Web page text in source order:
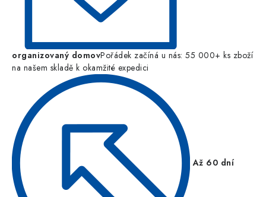
organizovaný domovPořádek začíná u nás: 55 000+ ks zboží
na našem skladě k okamžité expedici
Až 60 dní